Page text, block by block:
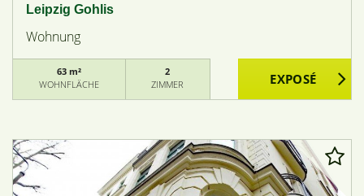
Leipzig Gohlis
Wohnung
63 m²
WOHNFLÄCHE
2
ZIMMER